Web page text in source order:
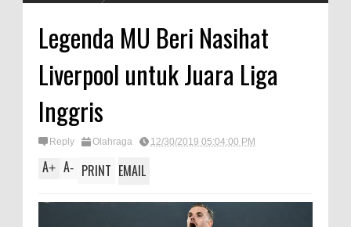
Legenda MU Beri Nasihat
Liverpool untuk Juara Liga
Inggris
Reply Olahraga 12/30/2019 05:04:00 PM
A+ A- PRINT EMAIL